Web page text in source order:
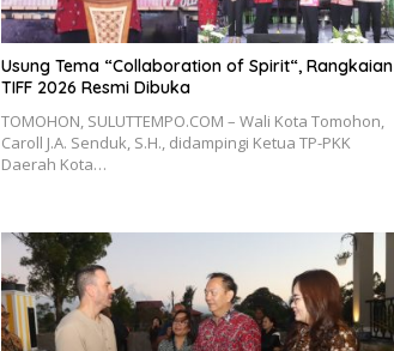
Usung Tema “Collaboration of Spirit“, Rangkaian
TIFF 2026 Resmi Dibuka
TOMOHON, SULUTTEMPO.COM – Wali Kota Tomohon,
Caroll J.A. Senduk, S.H., didampingi Ketua TP-PKK
Daerah Kota…